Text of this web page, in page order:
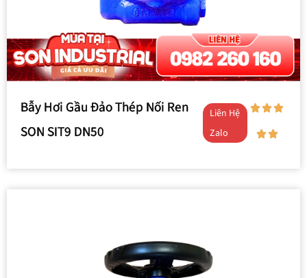
Bẫy Hơi Gầu Đảo Thép Nối Ren
SON SIT9 DN50
Liên Hệ
Zalo